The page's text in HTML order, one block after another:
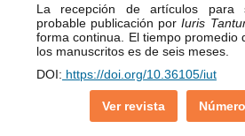
La recepción de artículos para
probable publicación porIuris
forma continua. El tiempo promedio
los manuscritos es de seis meses.
DOI: https://doi.org/10.36105/iut
Ver revista